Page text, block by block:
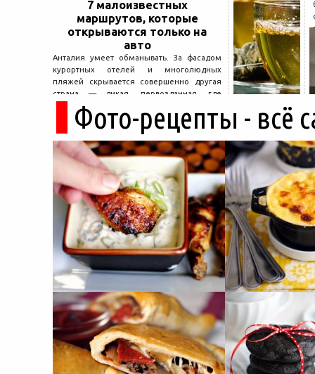
7 малоизвестных
маршрутов, которые
открываются только на
авто
Анталия умеет обманывать. За фасадом
курортных отелей и многолюдных
пляжей скрывается совершенно другая
страна — дикая, первозданная, где
древние руины дремлют в тени кедров, а
горные дороги ведут к местам, о которых
не расскажет ни один автобусный гид....
Фото-рецепты - всё